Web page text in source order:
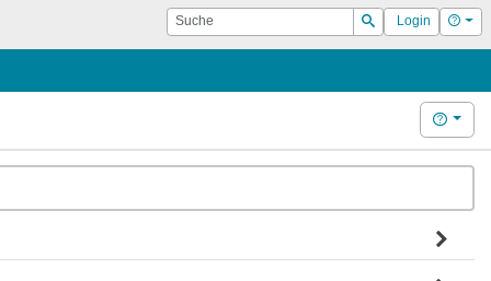
Suche
Suchen
Login Hilfe
Hilfe